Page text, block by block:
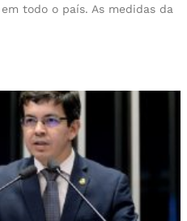
todo o país. As medidas da